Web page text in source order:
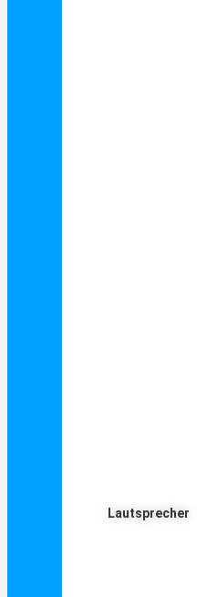
Lautsprecher